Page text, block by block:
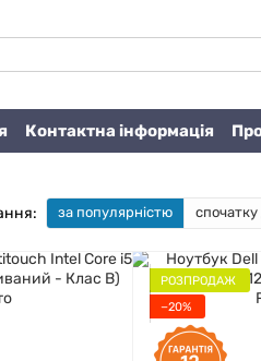
Контактна інформація
за популярністю
РОЗПРОДАЖ
−20%